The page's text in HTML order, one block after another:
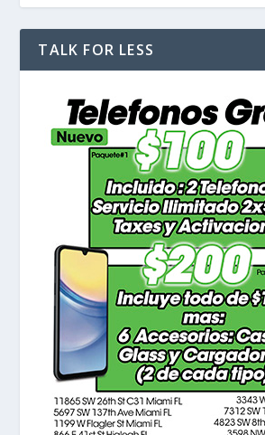
TALK FOR LESS